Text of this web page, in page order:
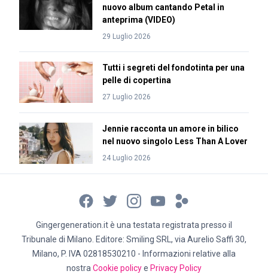
nuovo album cantando Petal in
anteprima (VIDEO)
29 Luglio 2026
Tutti i segreti del fondotinta per una
pelle di copertina
27 Luglio 2026
Jennie racconta un amore in bilico
nel nuovo singolo Less Than A Lover
24 Luglio 2026
Gingergeneration.it è una testata registrata presso il
Tribunale di Milano. Editore: Smiling SRL, via Aurelio Saffi 30,
Milano, P. IVA 02818530210 - Informazioni relative alla
nostra Cookie policye Privacy Policy